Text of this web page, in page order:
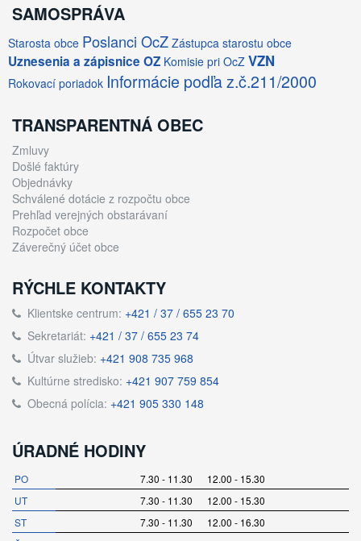
SAMOSPRÁVA
Starosta obce Poslanci OcZ Zástupca starostu obce
Uznesenia a zápisnice OZ Komisie pri OcZ VZN
Rokovací poriadok Informácie podľa z.č.211/2000
TRANSPARENTNÁ OBEC
Zmluvy
Došlé faktúry
Objednávky
Schválené dotácie z rozpočtu obce
Prehľad verejných obstarávaní
Rozpočet obce
Záverečný účet obce
RÝCHLE KONTAKTY
Klientske centrum: +421 / 37 / 655 23 70
Sekretariát: +421 / 37 / 655 23 74
Útvar služieb: +421 908 735 968
Kultúrne stredisko: +421 907 759 854
Obecná polícia: +421 905 330 148
ÚRADNÉ HODINY
PO
7.30 - 11.30 12.00 - 15.30
UT
7.30 - 11.30 12.00 - 15.30
ST
7.30 - 11.30 12.00 - 16.30